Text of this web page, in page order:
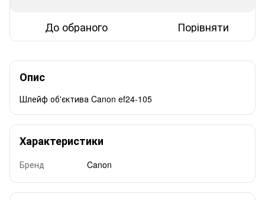
До обраного Порівняти
Опис
Шлейф об'єктива Canon ef24-105
Характеристики
Бренд Canon